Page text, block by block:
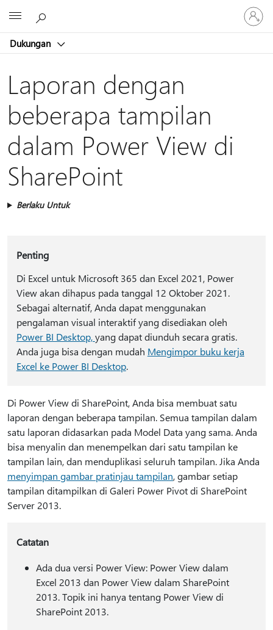
Dukungan
Masuk
ke
akun
Laporan dengan
beberapa tampilan
dalam Power View di
SharePoint
Berlaku Untuk
Penting
Di Excel untuk Microsoft 365 dan Excel 2021, Power
View akan dihapus pada tanggal 12 Oktober 2021.
Sebagai alternatif, Anda dapat menggunakan
pengalaman visual interaktif yang disediakan oleh
Power BI Desktop,yang dapat diunduh secara gratis.
Anda juga bisa dengan mudah Mengimpor buku kerja
Excel ke Power BI Desktop.
Di Power View di SharePoint, Anda bisa membuat satu
laporan dengan beberapa tampilan. Semua tampilan dalam
satu laporan didasarkan pada Model Data yang sama. Anda
bisa menyalin dan menempelkan dari satu tampilan ke
tampilan lain, dan menduplikasi seluruh tampilan. Jika Anda
menyimpan gambar pratinjau tampilan, gambar setiap
tampilan ditampilkan di Galeri Power Pivot di SharePoint
Server 2013.
Catatan
Ada dua versi Power View: Power View dalam
Excel 2013 dan Power View dalam SharePoint
2013. Topik ini hanya tentang Power View di
SharePoint 2013.